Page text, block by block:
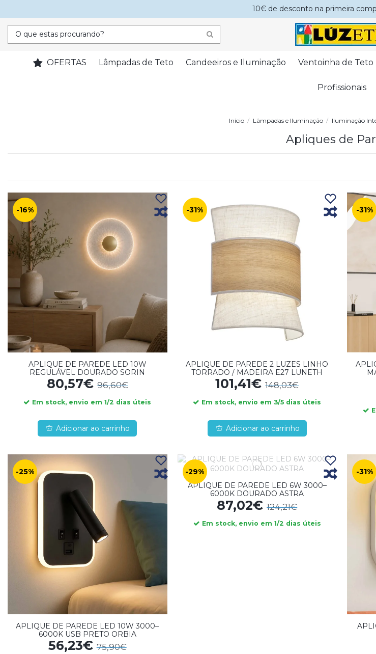
10€ de desconto na primeira
OFERTAS Lâmpadas de Teto Candeeiros e Iluminação Ventoinha de Teto
Profissionais
Início Lâmpadas e Iluminação Iluminação
Apliques de
-16%
APLIQUE DE PAREDE LED 10W
REGULÁVEL DOURADO SORIN
80,57€96,60€
Em stock, envio em 1/2 dias úteis
Adicionar ao carrinho
-31%
APLIQUE DE PAREDE 2 LUZES LINHO
TORRADO / MADEIRA E27 LUNETH
101,41€148,03€
Em stock, envio em 3/5 dias úteis
Adicionar ao carrinho
-31%
-25%
APLIQUE DE PAREDE LED 10W 3000–
6000K USB PRETO ORBIA
56,23€75,90€
-29%
APLIQUE DE PAREDE LED 6W 3000–
6000K DOURADO ASTRA
87,02€124,21€
Em stock, envio em 1/2 dias úteis
-31%